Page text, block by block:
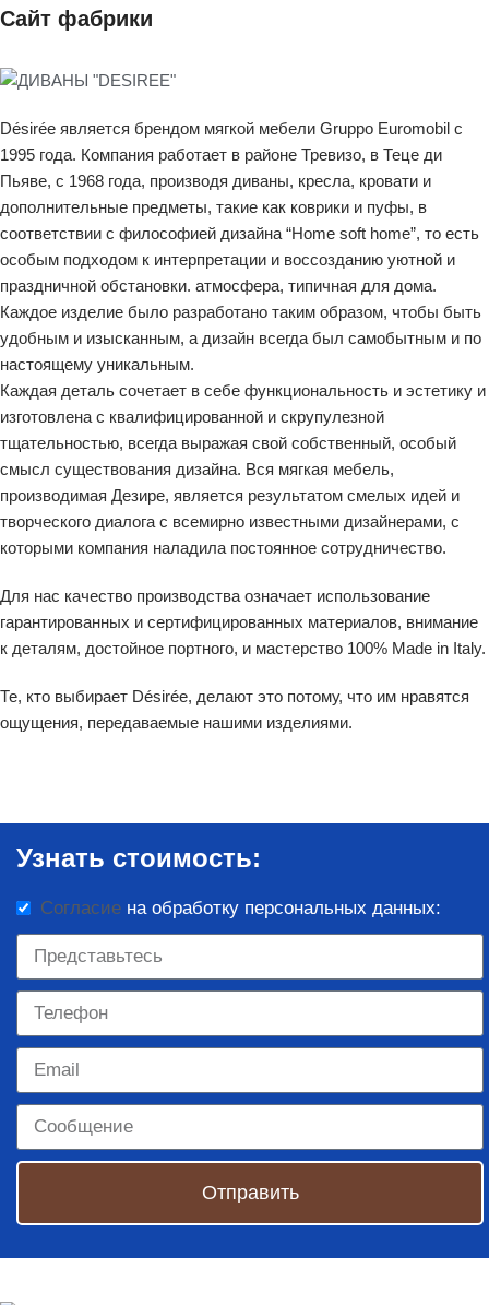
Сайт фабрики
Désirée является брендом мягкой мебели Gruppo Euromobil с
1995 года. Компания работает в районе Тревизо, в Теце ди
Пьяве, с 1968 года, производя диваны, кресла, кровати и
дополнительные предметы, такие как коврики и пуфы, в
соответствии с философией дизайна “Home soft home”, то есть
особым подходом к интерпретации и воссозданию уютной и
праздничной обстановки. атмосфера, типичная для дома.
Каждое изделие было разработано таким образом, чтобы быть
удобным и изысканным, а дизайн всегда был самобытным и по
настоящему уникальным.
Каждая деталь сочетает в себе функциональность и эстетику и
изготовлена с квалифицированной и скрупулезной
тщательностью, всегда выражая свой собственный, особый
смысл существования дизайна. Вся мягкая мебель,
производимая Дезире, является результатом смелых идей и
творческого диалога с всемирно известными дизайнерами, с
которыми компания наладила постоянное сотрудничество.
Для нас качество производства означает использование
гарантированных и сертифицированных материалов, внимание
к деталям, достойное портного, и мастерство 100% Made in Italy.
Те, кто выбирает Désirée, делают это потому, что им нравятся
ощущения, передаваемые нашими изделиями.
Узнать стоимость:
Согласие на обработку персональных данных:
Отправить